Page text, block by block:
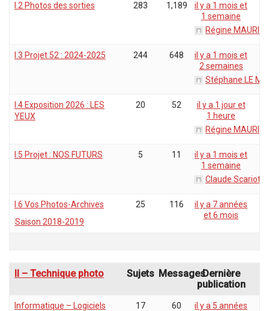
I.2 Photos des sorties 283 1,189
il y a 1 mois et
1 semaine
Régine MAURICE
I.3 Projet 52 : 2024-2025 244 648
il y a 1 mois et
2 semaines
Stéphane LE
I.4 Exposition 2026 : LES
YEUX
20 52
il y a 1 jour et
1 heure
Régine MAURICE
I.5 Projet : NOS FUTURS 5 11
il y a 1 mois et
1 semaine
Claude Scariot
I.6 Vos Photos-Archives
Saison 2018-2019
25 116
il y a 7 années
et 6 mois
II – Technique photo Sujets MessagesDernière
publication
Informatique – Logiciels
17 60
il y a 5 années